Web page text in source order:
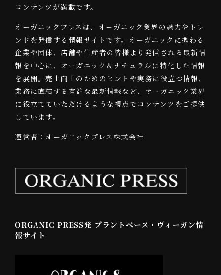
コンテンツが満載です。
オーガニックプレスは、オーガニック業界の魅力やトレ
ンドを発信する情報サイトです。オーガニックに携わる
企業や団体、店舗や生産者の皆様より発信される最新情
報を中心に、オーガニック＆ナチュラルに特化した情報
を展開。売上向上のためのヒントや実務に役立つ情報、
業務に直結する有益な最新情報など、オーガニック業界
に役立てていただけるような視点でコンテンツをご提供
しています。
運営者：オーガニックプレス株式会社
ORGANIC PRESS発 プラントベース・ヴィーガン情
報サイト